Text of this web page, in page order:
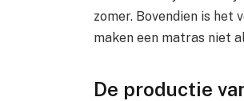
zomer. Bovendien is
maken een matras niet
De productie